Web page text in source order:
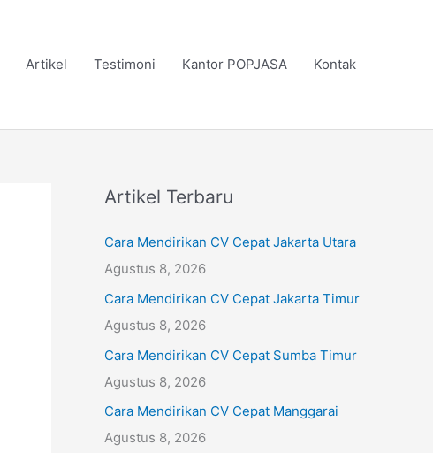
Artikel Testimoni Kantor POPJASA Kontak
Artikel Terbaru
Cara Mendirikan CV Cepat Jakarta Utara
Agustus 8, 2026
Cara Mendirikan CV Cepat Jakarta Timur
Agustus 8, 2026
Cara Mendirikan CV Cepat Sumba Timur
Agustus 8, 2026
Cara Mendirikan CV Cepat Manggarai
Agustus 8, 2026